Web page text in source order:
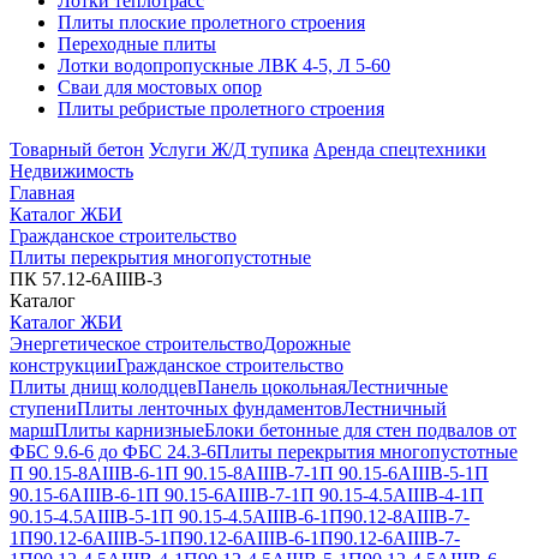
Плиты плоские пролетного строения
Переходные плиты
Лотки водопропускные ЛВК 4-5, Л 5-60
Сваи для мостовых опор
Плиты ребристые пролетного строения
Товарный бетон Услуги Ж/Д тупика Аренда спецтехники
Недвижимость
Главная
Каталог ЖБИ
Гражданское строительство
Плиты перекрытия многопустотные
ПК 57.12-6АIIIВ-3
Каталог
Каталог ЖБИ
Энергетическое строительствоДорожные
конструкцииГражданское строительство
Плиты днищ колодцевПанель цокольнаяЛестничные
ступениПлиты ленточных фундаментовЛестничный
маршПлиты карнизныеБлоки бетонные для стен подвалов от
ФБС 9.6-6 до ФБС 24.3-6Плиты перекрытия многопустотные
П 90.15-8АIIIВ-6-1П 90.15-8АIIIВ-7-1П 90.15-6АIIIВ-5-1П
90.15-6АIIIВ-6-1П 90.15-6АIIIВ-7-1П 90.15-4.5АIIIВ-4-1П
90.15-4.5АIIIВ-5-1П 90.15-4.5АIIIВ-6-1П90.12-8АIIIВ-7-
1П90.12-6АIIIВ-5-1П90.12-6АIIIВ-6-1П90.12-6АIIIВ-7-